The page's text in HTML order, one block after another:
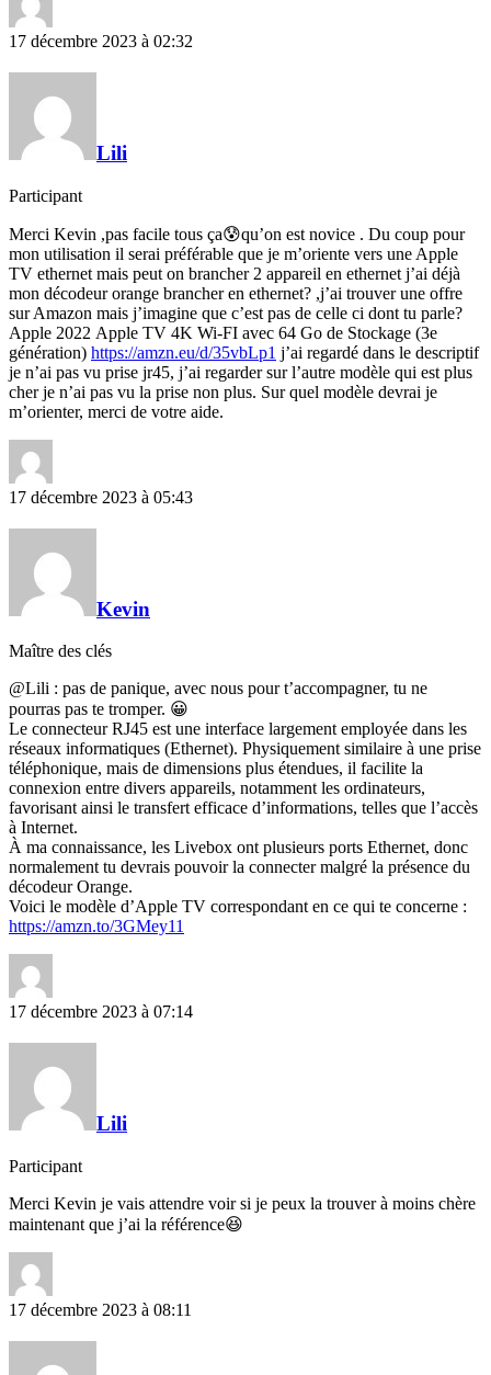
17 décembre 2023 à 02:32
Lili
Participant
Merci Kevin ,pas facile tous ça😰qu’on est novice . Du coup pour
mon utilisation il serai préférable que je m’oriente vers une Apple
TV ethernet mais peut on brancher 2 appareil en ethernet j’ai déjà
mon décodeur orange brancher en ethernet? ,j’ai trouver une offre
sur Amazon mais j’imagine que c’est pas de celle ci dont tu parle?
Apple 2022 Apple TV 4K Wi‑FI avec 64 Go de Stockage (3e
génération) https://amzn.eu/d/35vbLp1 j’ai regardé dans le descriptif
je n’ai pas vu prise jr45, j’ai regarder sur l’autre modèle qui est plus
cher je n’ai pas vu la prise non plus. Sur quel modèle devrai je
m’orienter, merci de votre aide.
17 décembre 2023 à 05:43
Kevin
Maître des clés
@Lili : pas de panique, avec nous pour t’accompagner, tu ne
pourras pas te tromper. 😀
Le connecteur RJ45 est une interface largement employée dans les
réseaux informatiques (Ethernet). Physiquement similaire à une prise
téléphonique, mais de dimensions plus étendues, il facilite la
connexion entre divers appareils, notamment les ordinateurs,
favorisant ainsi le transfert efficace d’informations, telles que l’accès
à Internet.
À ma connaissance, les Livebox ont plusieurs ports Ethernet, donc
normalement tu devrais pouvoir la connecter malgré la présence du
décodeur Orange.
Voici le modèle d’Apple TV correspondant en ce qui te concerne :
https://amzn.to/3GMey11
17 décembre 2023 à 07:14
Lili
Participant
Merci Kevin je vais attendre voir si je peux la trouver à moins chère
maintenant que j’ai la référence😆
17 décembre 2023 à 08:11